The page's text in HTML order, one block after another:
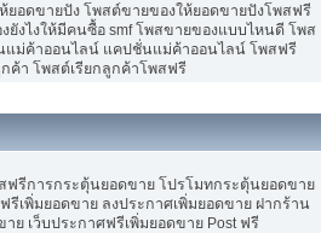
อดขายปัง โพสต์ขายของให้ยอดขายปังโพสฟรี
งไงให้มีคนซื้อ smf โพสขายของแบบไหนดี โพส
แม่ค้าออนไลน์ แคปชั่นแม่ค้าออนไลน์ โพสฟรี
กค้า โพสต์เรียกลูกค้าโพสฟรี
ฟรีการกระตุ้นยอดขาย โปรโมทกระตุ้นยอดขาย
เพิ่มยอดขาย ลงประกาศเพิ่มยอดขาย ฝากร้าน
ย เว็บประกาศฟรีเพิ่มยอดขาย Post ฟรี